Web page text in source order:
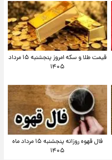
قیمت طلا و سکه امروز پنجشنبه ۱۵ مرداد
۱۴۰۵
فال قهوه روزانه پنجشنبه ۱۵ مرداد ماه
۱۴۰۵